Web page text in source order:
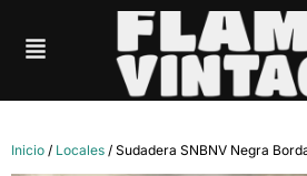
Inicio / Locales / Sudadera SNBNV Negra